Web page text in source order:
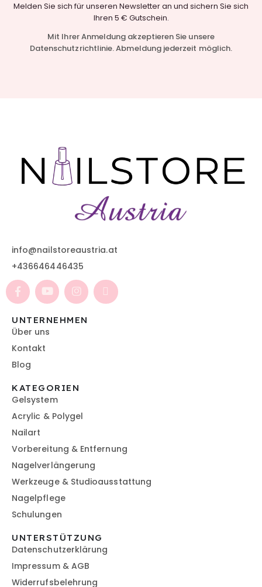
Melden Sie sich für unseren Newsletter an und sichern Sie sich
Ihren 5 € Gutschein.
Mit Ihrer Anmeldung akzeptieren Sie unsere
Datenschutzrichtlinie. Abmeldung jederzeit möglich.
info@nailstoreaustria.at
+436646446435
UNTERNEHMEN
Über uns
Kontakt
Blog
KATEGORIEN
Gelsystem
Acrylic & Polygel
Nailart
Vorbereitung & Entfernung
Nagelverlängerung
Werkzeuge & Studioausstattung
Nagelpflege
Schulungen
UNTERSTÜTZUNG
Datenschutzerklärung
Impressum & AGB
Widerrufsbelehrung